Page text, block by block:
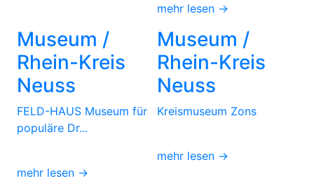
mehr lesen →
Museum /
Rhein-Kreis
Neuss
FELD-HAUS Museum für
populäre Dr...
mehr lesen →
Museum /
Rhein-Kreis
Neuss
Kreismuseum Zons
mehr lesen →